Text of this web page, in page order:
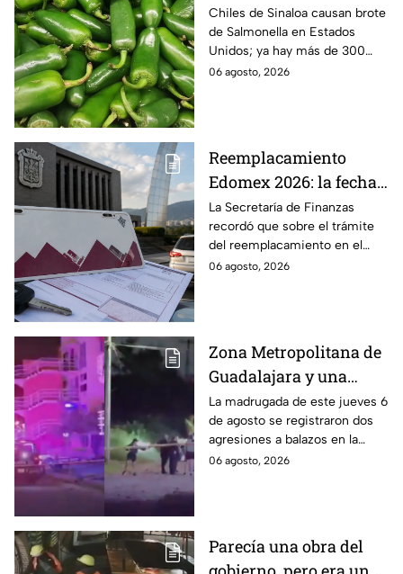
jalapeños de Sinaloa
Chiles de Sinaloa causan brote
de Salmonella en Estados
Unidos; ya hay más de 300
enfermos en 27 estados.
06 agosto, 2026
Reemplacamiento
Edomex 2026: la fecha
límite para obtener el
100% de descuento
La Secretaría de Finanzas
recordó que sobre el trámite
del reemplacamiento en el
Edomex, ¿hasta cuándo se
06 agosto, 2026
Zona Metropolitana de
Guadalajara y una
jornada de violencia:
Asesinan a balazos a
dos hombres en
Tlajomulco y El Salto
La madrugada de este jueves 6
de agosto se registraron dos
agresiones a balazos en la
Zona Metropolitana de
06 agosto, 2026
Parecía una obra del